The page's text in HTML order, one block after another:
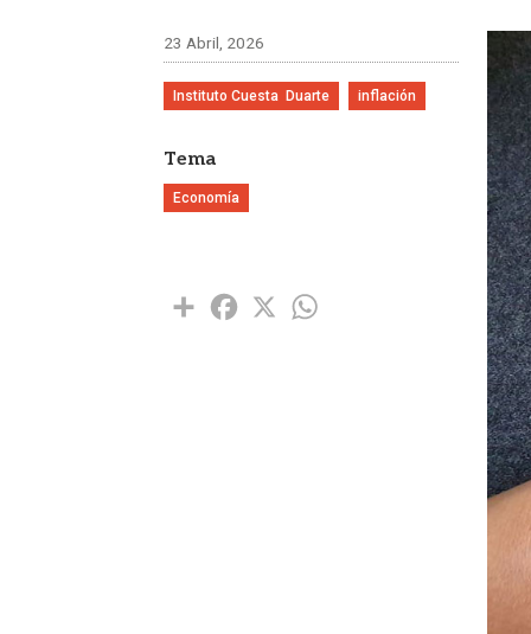
23 Abril, 2026
Instituto Cuesta  Duarte inflación
Tema
Economía
Share Facebook
X